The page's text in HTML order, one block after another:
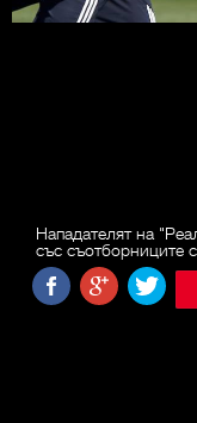
Нападателят на
със съотборниците